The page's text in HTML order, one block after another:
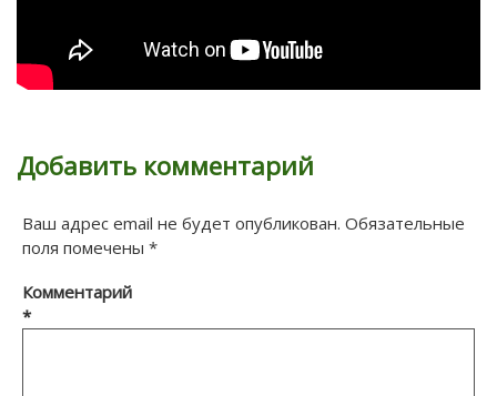
Добавить комментарий
Ваш адрес email не будет опубликован. Обязательные
поля помечены *
Комментарий
*